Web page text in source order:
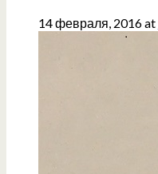
14 февраля, 2016at